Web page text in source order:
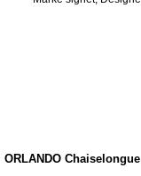
ORLANDO Chaiselongue